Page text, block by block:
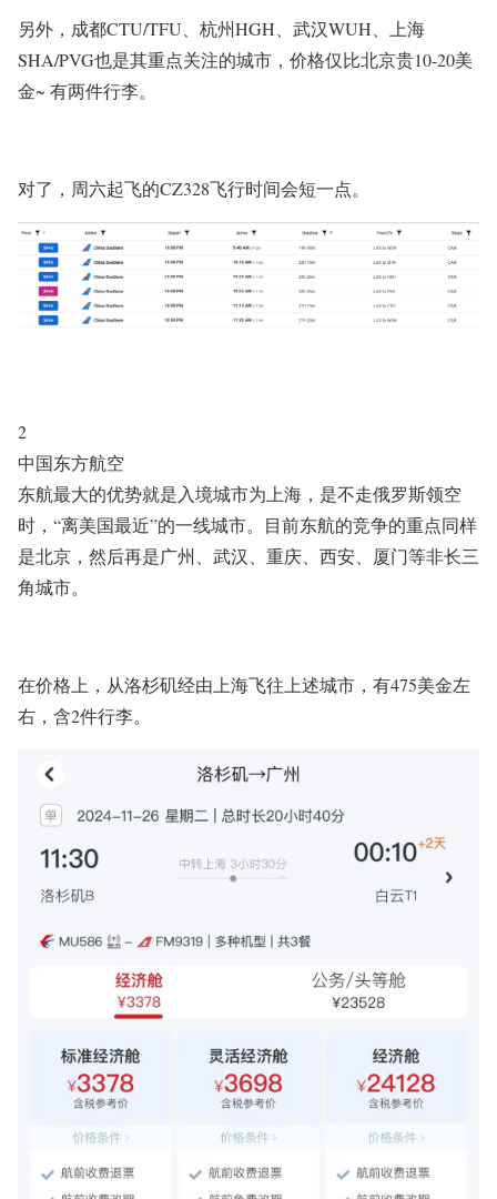
另外，成都CTU/TFU、杭州HGH、武汉WUH、上海
SHA/PVG也是其重点关注的城市，价格仅比北京贵10-20美
金~ 有两件行李。
对了，周六起飞的CZ328飞行时间会短一点。
2
中国东方航空
东航最大的优势就是入境城市为上海，是不走俄罗斯领空
时，“离美国最近”的一线城市。目前东航的竞争的重点同样
是北京，然后再是广州、武汉、重庆、西安、厦门等非长三
角城市。
在价格上，从洛杉矶经由上海飞往上述城市，有475美金左
右，含2件行李。